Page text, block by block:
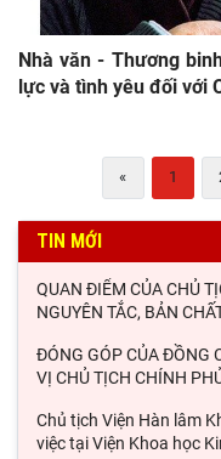
Nhà văn - Thương
lực và tình yêu đối với
« 1
TIN MỚI
QUAN ĐIỂM CỦA CHỦ
NGUYÊN TẮC, BẢN
ĐÓNG GÓP CỦA ĐỒNG
VỊ CHỦ TỊCH CHÍNH
Chủ tịch Viện Hàn lâm
việc tại Viện Khoa học